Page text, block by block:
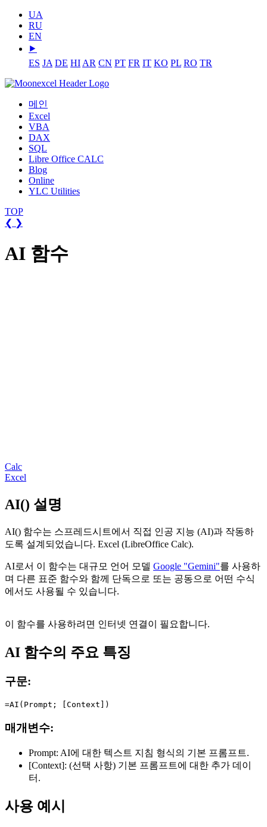
UA
RU
EN
⯈
ES JA DE HI AR CN PT FR IT KO PL RO TR
메인
Excel
VBA
DAX
SQL
Libre Office CALC
Blog
Online
YLC Utilities
TOP
❮ ❯
AI 함수
Calc
Excel
AI() 설명
AI() 함수는 스프레드시트에서 직접 인공 지능 (AI)과 작동하
도록 설계되었습니다. Excel (LibreOffice Calc).
AI로서 이 함수는 대규모 언어 모델 Google "Gemini"를 사용하
며 다른 표준 함수와 함께 단독으로 또는 공동으로 어떤 수식
에서도 사용될 수 있습니다.
이 함수를 사용하려면 인터넷 연결이 필요합니다.
AI 함수의 주요 특징
구문:
매개변수:
Prompt: AI에 대한 텍스트 지침 형식의 기본 프롬프트.
[Context]: (선택 사항) 기본 프롬프트에 대한 추가 데이
터.
사용 예시